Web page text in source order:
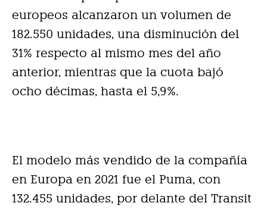
europeos alcanzaron un volumen de
182.550 unidades, una disminución del
31% respecto al mismo mes del año
anterior, mientras que la cuota bajó
ocho décimas, hasta el 5,9%.
El modelo más vendido de la compañía
en Europa en 2021 fue el Puma, con
132.455 unidades, por delante del Transit